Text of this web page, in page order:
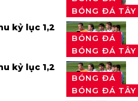
BÓNG ĐÁ
BÓNG ĐÁ
BÓNG ĐÁ
kỷ lục 1,2
BÓNG ĐÁ
BÓNG ĐÁ
kỷ lục 1,2